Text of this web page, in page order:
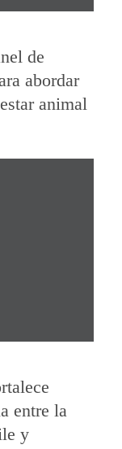
de
abordar
animal
entre la
y